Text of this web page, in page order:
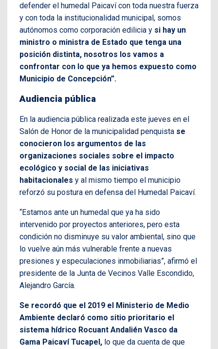
defender el humedal Paicaví con toda nuestra fuerza
y con toda la institucionalidad municipal, somos
autónomos como corporación edilicia y si hay un
ministro o ministra de Estado que tenga una
posición distinta, nosotros los vamos a
confrontar con lo que ya hemos expuesto como
Municipio de Concepción”.
Audiencia pública
En la audiencia pública realizada este jueves en el
Salón de Honor de la municipalidad penquista se
conocieron los argumentos de las
organizaciones sociales sobre el impacto
ecológico y social de las iniciativas
habitacionales y al mismo tiempo el municipio
reforzó su postura en defensa del Humedal Paicaví.
“Estamos ante un humedal que ya ha sido
intervenido por proyectos anteriores, pero esta
condición no disminuye su valor ambiental, sino que
lo vuelve aún más vulnerable frente a nuevas
presiones y especulaciones inmobiliarias”, afirmó el
presidente de la Junta de Vecinos Valle Escondido,
Alejandro García.
Se recordó que el 2019 el Ministerio de Medio
Ambiente declaró como sitio prioritario el
sistema hídrico Rocuant Andalién Vasco da
Gama Paicaví Tucapel, lo que da cuenta de que